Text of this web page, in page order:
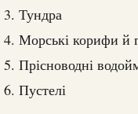
Тундра
Морські корифи й
Прісноводні
Пустелі